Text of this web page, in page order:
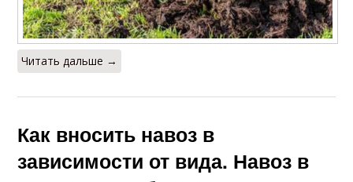
Читать дальше →
Как вносить навоз в
зависимости от вида. Навоз в